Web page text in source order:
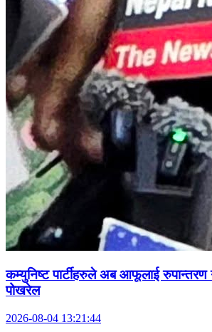
कम्युनिष्ट पार्टीहरुले अब आफूलाई रुपान्तरण
पोखरेल
2026-08-04 13:21:44